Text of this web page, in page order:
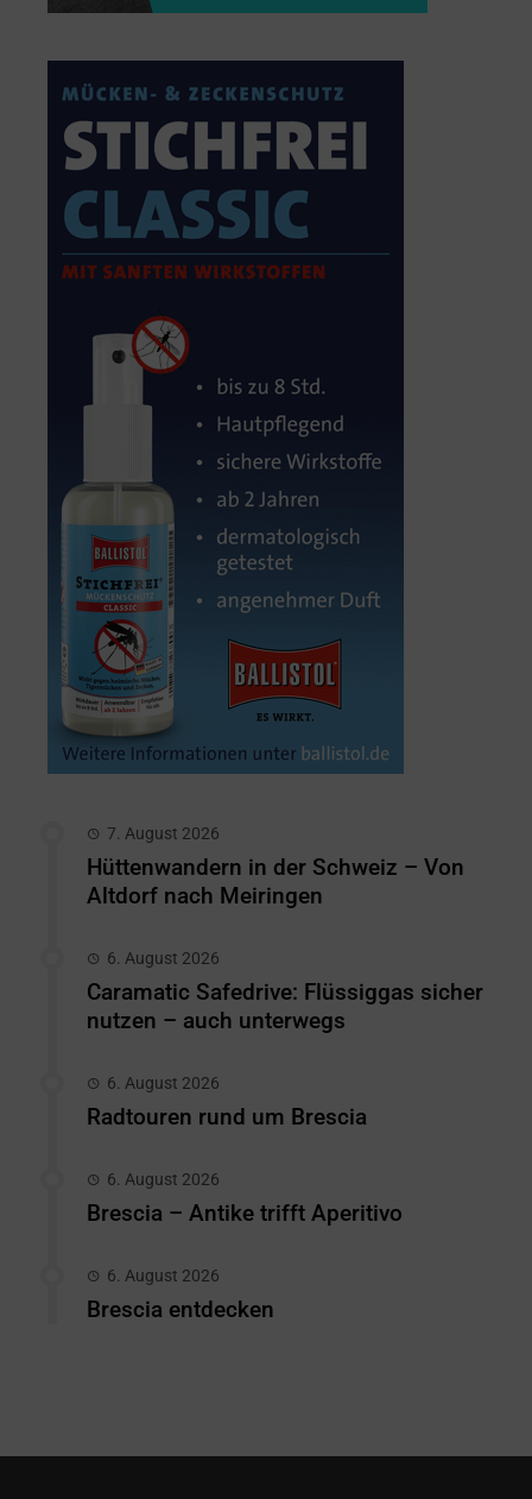
7. August 2026
Hüttenwandern in der Schweiz – Von
Altdorf nach Meiringen
6. August 2026
Caramatic Safedrive: Flüssiggas sicher
nutzen – auch unterwegs
6. August 2026
Radtouren rund um Brescia
6. August 2026
Brescia – Antike trifft Aperitivo
6. August 2026
Brescia entdecken